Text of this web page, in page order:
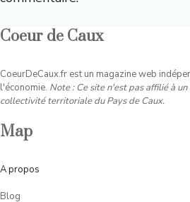
Coeur de Caux
CoeurDeCaux.fr est un magazine web
l'économie. Note : Ce site n'est pas affilié à
collectivité territoriale du Pays de Caux.
Map
Apropos
Blog